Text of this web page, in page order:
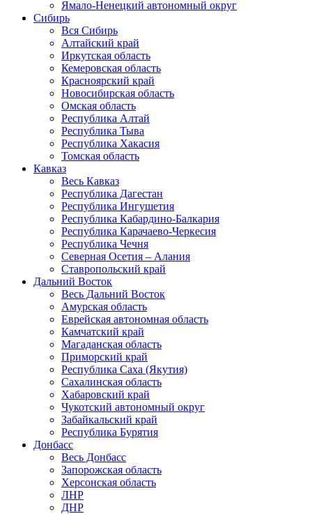
Ямало-Ненецкий автономный округ
Сибирь
Вся Сибирь
Алтайский край
Иркутская область
Кемеровская область
Красноярский край
Новосибирская область
Омская область
Республика Алтай
Республика Тыва
Республика Хакасия
Томская область
Кавказ
Весь Кавказ
Республика Дагестан
Республика Ингушетия
Республика Кабардино-Балкария
Республика Карачаево-Черкесия
Республика Чечня
Северная Осетия – Алания
Ставропольский край
Дальний Восток
Весь Дальний Восток
Амурская область
Еврейская автономная область
Камчатский край
Магаданская область
Приморский край
Республика Саха (Якутия)
Сахалинская область
Хабаровский край
Чукотский автономный округ
Забайкальский край
Республика Бурятия
Донбасс
Весь Донбасс
Запорожская область
Херсонская область
ЛНР
ДНР